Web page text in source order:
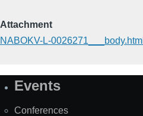
Attachment
NABOKV-L-0026271___body.html
SiteEvents
Conferences